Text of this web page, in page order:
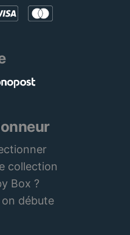
collection
Box ?
débute